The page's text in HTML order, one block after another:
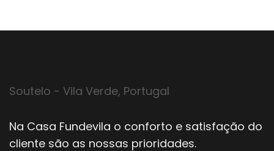
Soutelo - Vila Verde, Portugal
Na Casa Fundevila o conforto e satisfação do
cliente são as nossas prioridades.